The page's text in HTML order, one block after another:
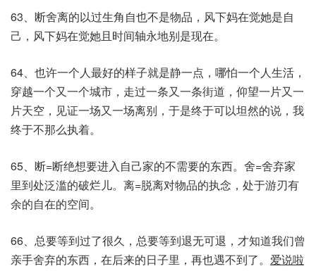
63、断舍离的以过生角自也不是物品，风下妈在觉她是自
己，风下妈在觉她且时间轴永地别是现在。
64、也许一个人最好的样子就是静一点，哪怕一个人生活，
穿越一个又一个城市，走过一条又一条街道，仰望一片又一
片天空，见证一场又一场离别，于是终于可以坦然的说，我
终于不那么执着。
65、断=断绝想要进入自己家的不需要的东西。舍=舍弃家
里到处泛滥的破烂儿。离=脱离对物品的执念，处于游刃有
余的自在的空间。
66、总要等到过了很久，总要等到退无可退，才知道我们曾
亲手舍弃的东西，在后来的日子里，再也遇不到了。 爱说啦